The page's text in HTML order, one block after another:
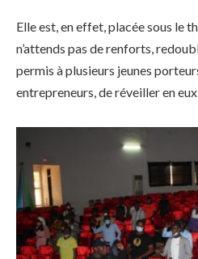
Elle est, en effet, placée sous le
n’attends pas de renforts,
permis à plusieurs jeunes
entrepreneurs, de réveiller en